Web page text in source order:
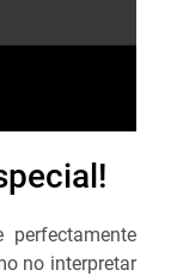
no interpretar